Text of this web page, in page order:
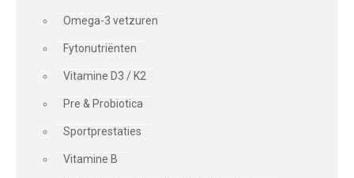
Omega-3 vetzuren
Fytonutriënten
Vitamine D3 / K2
Pre & Probiotica
Sportprestaties
Vitamine B